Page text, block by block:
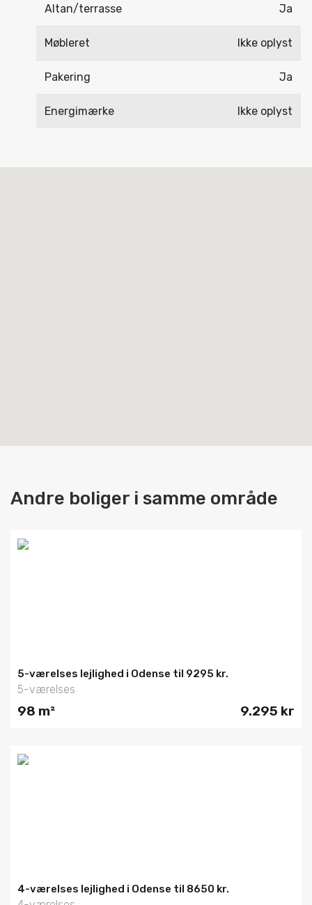
Altan/terrasse Ja
Møbleret Ikke oplyst
Pakering Ja
Energimærke Ikke oplyst
Andre boliger i samme område
5-værelses lejlighed i Odense til 9295 kr.
5-værelses
98 m² 9.295 kr
4-værelses lejlighed i Odense til 8650 kr.